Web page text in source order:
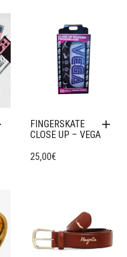
Ajouter à mes favoris
FINGERSKATE
CLOSE UP – VEGA
25,00€